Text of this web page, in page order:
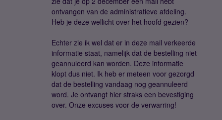
ontvangen van de administratieve afdeling.
Heb je deze wellicht over het hoofd gezien?
Echter zie ik wel dat er in deze mail verkeerde
informatie staat, namelijk dat de bestelling niet
geannuleerd kan worden. Deze informatie
klopt dus niet. Ik heb er meteen voor gezorgd
dat de bestelling vandaag nog geannuleerd
word. Je ontvangt hier straks een bevestiging
over. Onze excuses voor de verwarring!